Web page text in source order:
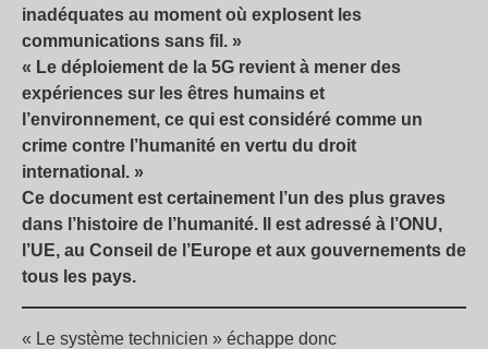
inadéquates au moment où explosent les
communications sans fil. »
« Le déploiement de la 5G revient à mener des
expériences sur les êtres humains et
l’environnement, ce qui est considéré comme un
crime contre l’humanité en vertu du droit
international. »
Ce document est certainement l’un des plus graves
dans l’histoire de l’humanité. Il est adressé à l’ONU,
l’UE, au Conseil de l’Europe et aux gouvernements de
tous les pays.
« Le système technicien » échappe donc